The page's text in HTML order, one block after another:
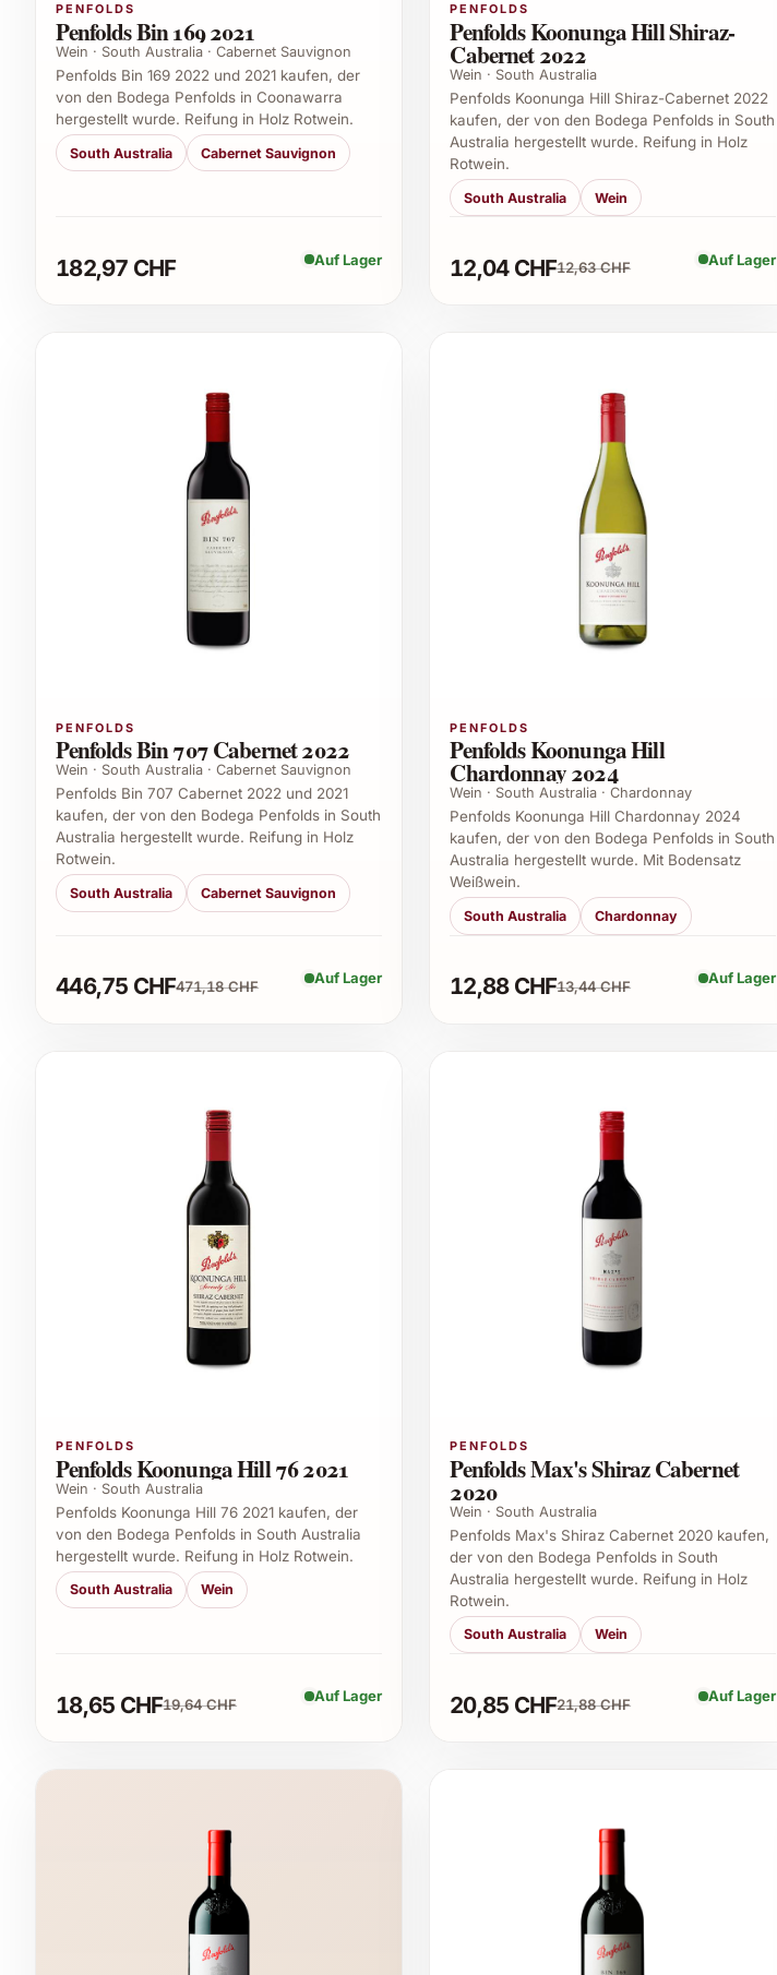
PENFOLDS
Penfolds Bin 169 2021
Wein · South Australia · Cabernet Sauvignon
Penfolds Bin 169 2022 und 2021 kaufen, der
von den Bodega Penfolds in Coonawarra
hergestellt wurde. Reifung in Holz Rotwein.
South Australia Cabernet Sauvignon
182,97 CHF Auf Lager
PENFOLDS
Penfolds Koonunga Hill Shiraz-
Cabernet 2022
Wein · South Australia
Penfolds Koonunga Hill Shiraz-Cabernet 2022
kaufen, der von den Bodega Penfolds in South
Australia hergestellt wurde. Reifung in Holz
Rotwein.
South Australia Wein
12,04 CHF12,63 CHF Auf Lager
PENFOLDS
Penfolds Bin 707 Cabernet 2022
Wein · South Australia · Cabernet Sauvignon
Penfolds Bin 707 Cabernet 2022 und 2021
kaufen, der von den Bodega Penfolds in South
Australia hergestellt wurde. Reifung in Holz
Rotwein.
South Australia Cabernet Sauvignon
446,75 CHF471,18 CHF Auf Lager
PENFOLDS
Penfolds Koonunga Hill
Chardonnay 2024
Wein · South Australia · Chardonnay
Penfolds Koonunga Hill Chardonnay 2024
kaufen, der von den Bodega Penfolds in South
Australia hergestellt wurde. Mit Bodensatz
Weißwein.
South Australia Chardonnay
12,88 CHF13,44 CHF Auf Lager
PENFOLDS
Penfolds Koonunga Hill 76 2021
Wein · South Australia
Penfolds Koonunga Hill 76 2021 kaufen, der
von den Bodega Penfolds in South Australia
hergestellt wurde. Reifung in Holz Rotwein.
South Australia Wein
18,65 CHF19,64 CHF Auf Lager
PENFOLDS
Penfolds Max's Shiraz Cabernet
2020
Wein · South Australia
Penfolds Max's Shiraz Cabernet 2020 kaufen,
der von den Bodega Penfolds in South
Australia hergestellt wurde. Reifung in Holz
Rotwein.
South Australia Wein
20,85 CHF21,88 CHF Auf Lager